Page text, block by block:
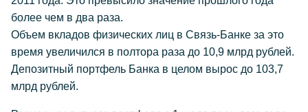
более чем в два раза.
Объем вкладов физических лиц в Связь-Банке за это
время увеличился в полтора раза до 10,9 млрд рублей.
Депозитный портфель Банка в целом вырос до 103,7
млрд рублей.